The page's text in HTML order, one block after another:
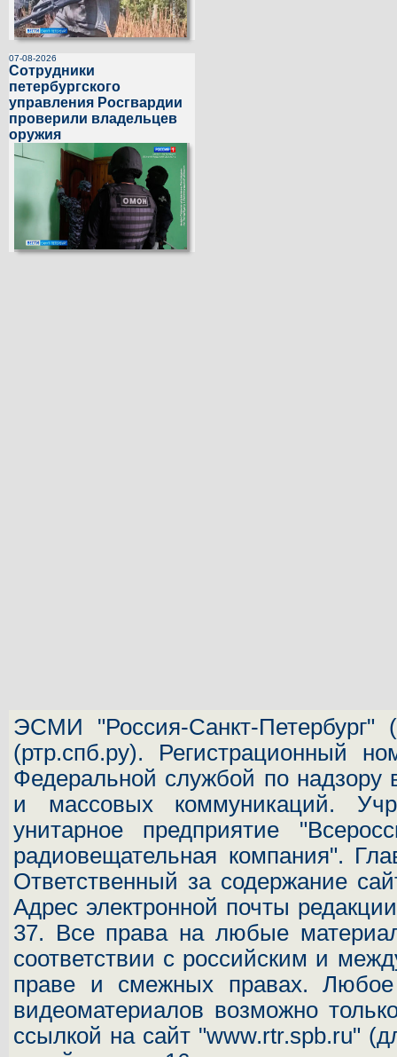
07-08-2026
Сотрудники
петербургского
управления Росгвардии
проверили владельцев
оружия
ЭСМИ "Россия-Санкт-Петербург" (
(ртр.спб.ру). Регистрационный
Федеральной службой по
и массовых коммуникаций.
унитарное предприятие
радиовещательная компания".
Ответственный за содержание
Адрес электронной почты
37. Все права на любые
соответствии с российским и
праве и смежных правах. Любое
видеоматериалов возможно
ссылкой на сайт "www.rtr.spb.ru"